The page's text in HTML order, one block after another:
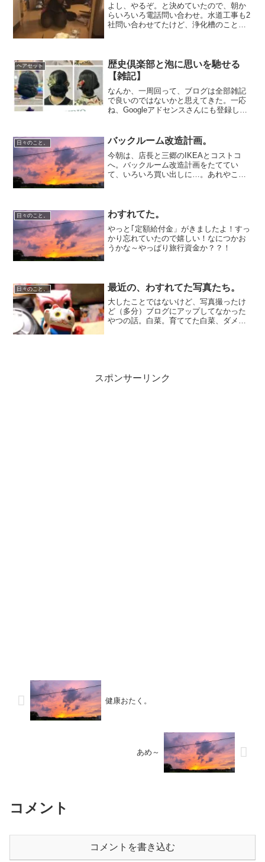
よし、やるぞ。と決めていたので、朝か
らいろいろ電話問い合わせ。水道工事も2
社問い合わせてたけど、浄化槽のことを
決めなくてはいけなくて...
ヘアセット
歴史倶楽部と泡に思いを馳せる
【雑記】
なんか、一周回って、ブログは全部雑記
で良いのではないかと思えてきた。一応
ね、Googleアドセンスさんにも登録して
あることを書こう！と思ったりもした。
でもさ、続かないの...
日々のこと。 バックルーム改造計画。
今朝は、店長と三郷のIKEAとコストコ
へ。バックルーム改造計画をたててい
て、いろいろ買い出しに…。あれやこれ
ないし、迷子になったら...
日々のこと。 わすれてた。
やっと｢定額給付金」がきましたよ！すっ
かり忘れていたので嬉しい！なにつかお
うかな～やっぱり旅行資金か？？！
日々のこと。 最近の、わすれてた写真たち。
大したことではないけど、写真撮ったけ
ど（多分）ブログにアップしてなかった
やつの話。白菜。育ててた白菜、ダメだ
スポンサーリンク
健康おたく。
あめ～
コメント
コメントを書き込む